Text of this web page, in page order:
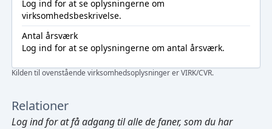
Log ind for at se oplysningerne om
virksomhedsbeskrivelse.
Antal årsværk
Log ind for at se oplysningerne om antal årsværk.
Kilden til ovenstående virksomhedsoplysninger er VIRK/CVR.
Relationer
Log indfor at få adgang til alle de faner, som du har